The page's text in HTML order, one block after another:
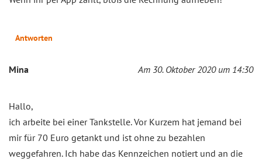
Antworten
Mina Am 30. Oktober 2020 um 14:30
Hallo,
ich arbeite bei einer Tankstelle. Vor Kurzem hat jemand bei
mir für 70 Euro getankt und ist ohne zu bezahlen
weggefahren. Ich habe das Kennzeichen notiert und an die